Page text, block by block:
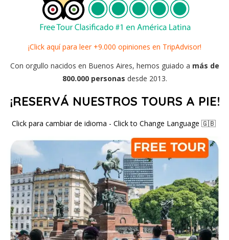
¡Click aquí para leer +9.000 opiniones en TripAdvisor!
Con orgullo nacidos en Buenos Aires, hemos guiado a más de
800.000 personas desde 2013.
¡RESERVÁ NUESTROS TOURS A PIE!
Click para cambiar de idioma - Click to Change Language 🇬🇧